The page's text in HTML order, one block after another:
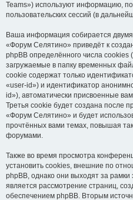
Teams») используют информацию,
пользовательских сессий (в
Ваша информация собирается
«Форум Селятино» приведёт к
phpBB определённого числа
загружаемые в папку временных
cookie содержат только
«user-id») и идентификатор
id»), автоматически присвоенные
Третья cookie будет создана после
«Форум Селятино» и будет
прочтённых вами темах, повышая
форумами.
Также во время просмотра
установить cookies, внешние по
phpBB, однако они выходят за рамки
является рассмотрение страниц,
обеспечением phpBB. Вторым